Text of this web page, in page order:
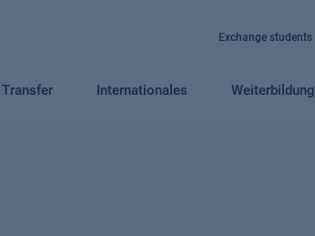
Exchange students
Transfer Internationales Weiterbildung